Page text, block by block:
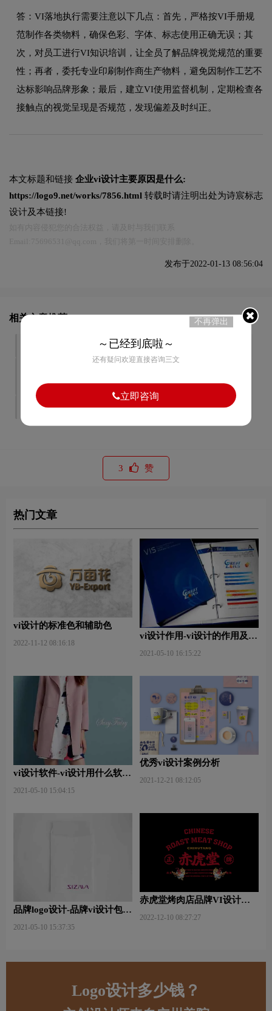
答：VI落地执行需要注意以下几点：首先，严格按VI手册规
范制作各类物料，确保色彩、字体、标志使用正确无误；其
次，对员工进行VI知识培训，让全员了解品牌视觉规范的重要
性；再者，委托专业印刷制作商生产物料，避免因制作工艺不
达标影响品牌形象；最后，建立VI使用监督机制，定期检查各
接触点的视觉呈现是否规范，发现偏差及时纠正。
本文标题和链接 企业vi设计主要原因是什么:
https://logo9.net/works/7856.html 转载时请注明出处为诗宸标志
设计及本链接!
发布于2022-01-13 08:56:04
相关文章推荐
品牌vi设计有哪些要点 怎么样vi设计才算是优秀的
记忆深刻
餐饮vi设计特点有哪些 企业品牌vi设计思路有哪些
3 赞
热门文章
vi设计的标准色和辅助色
2022-11-12 08:16:18
vi设计作用-vi设计的作用及意
2021-05-10 16:15:22
vi设计软件-vi设计用什么软件
2021-05-10 15:04:15
优秀vi设计案例分析
2021-12-21 08:12:05
品牌logo设计-品牌vi设计包括
2021-05-10 15:37:35
赤虎堂烤肉店品牌VI设计赏
2022-12-10 08:27:27
Logo设计多少钱？
不再弹出
～已经到底啦～
还有疑问欢迎直接咨询三文
立即咨询